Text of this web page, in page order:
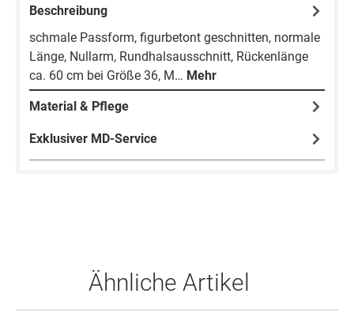
Beschreibung
schmale Passform, figurbetont geschnitten, normale
Länge, Nullarm, Rundhalsausschnitt, Rückenlänge
ca. 60 cm bei Größe 36, M… Mehr
Material & Pflege
Exklusiver MD-Service
Ähnliche Artikel